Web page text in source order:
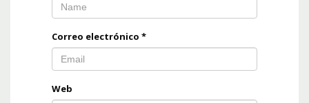
Correo electrónico *
Web